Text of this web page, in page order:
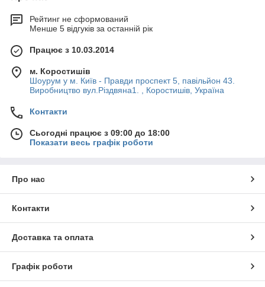
Рейтинг не сформований
Менше 5 відгуків за останній рік
Працює з 10.03.2014
м. Коростишів
Шоурум у м. Київ - Правди проспект 5, павільйон 43.
Виробництво вул.Різдвяна1. , Коростишів, Україна
Контакти
Сьогодні працює з 09:00 до 18:00
Показати весь графік роботи
Про нас
Контакти
Доставка та оплата
Графік роботи